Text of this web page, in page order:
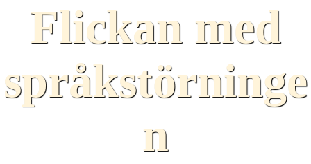
HJÄLPMEDEL
LÄNKAR
Flickan med
språkstörninge
n